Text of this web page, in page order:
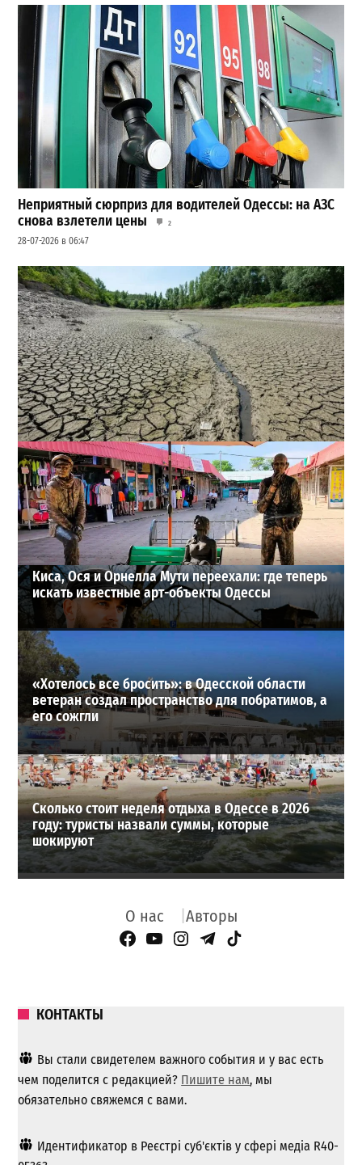
Неприятный сюрприз для водителей Одессы: на АЗС
снова взлетели цены
2
28-07-2026 в 06:47
Днестр рекордно обмелел: одесситов просят срочно
экономить воду
2
29-07-2026 в 19:28
ВИБОР РЕДАКЦИИ
Киса, Ося и Орнелла Мути переехали: где теперь
искать известные арт-объекты Одессы
«Хотелось все бросить»: в Одесской области
ветеран создал пространство для побратимов, а
его сожгли
Сколько стоит неделя отдыха в Одессе в 2026
году: туристы назвали суммы, которые
шокируют
О нас Авторы
Facebook Page
YouTube
Instagram
Telegram
TikTok
КОНТАКТЫ
Вы стали свидетелем важного события и у вас есть
чем поделится с редакцией? Пишите нам, мы
обязательно свяжемся с вами.
Идентификатор в Реєстрі суб'єктів у сфері медіа R40-